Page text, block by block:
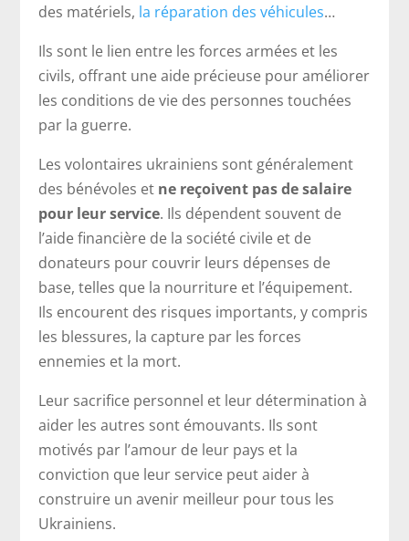
des matériels, la réparation des véhicules…
Ils sont le lien entre les forces armées et les
civils, offrant une aide précieuse pour améliorer
les conditions de vie des personnes touchées
par la guerre.
Les volontaires ukrainiens sont généralement
des bénévoles et ne reçoivent pas de salaire
pour leur service. Ils dépendent souvent de
l’aide financière de la société civile et de
donateurs pour couvrir leurs dépenses de
base, telles que la nourriture et l’équipement.
Ils encourent des risques importants, y compris
les blessures, la capture par les forces
ennemies et la mort.
Leur sacrifice personnel et leur détermination à
aider les autres sont émouvants. Ils sont
motivés par l’amour de leur pays et la
conviction que leur service peut aider à
construire un avenir meilleur pour tous les
Ukrainiens.